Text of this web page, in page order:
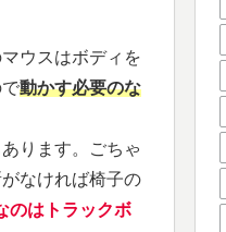
ウスはボディを
動かす必要のな
ります。ごちゃ
なければ椅子の
のはトラックボ